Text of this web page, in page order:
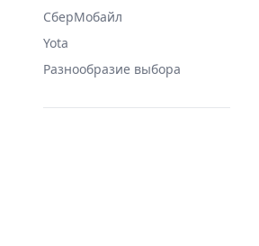
СберМобайл
Yota
Разнообразие выбора